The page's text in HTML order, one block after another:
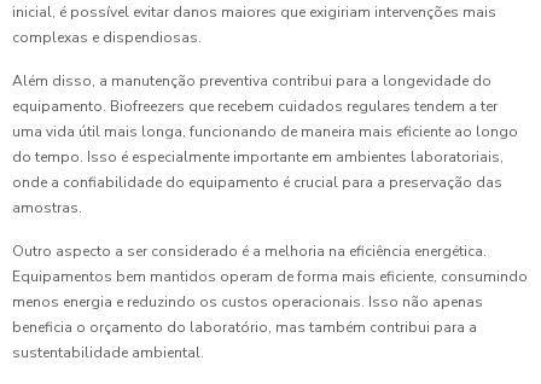
inicial, é possível evitar danos maiores que exigiriam intervenções mais
complexas e dispendiosas.
Além disso, a manutenção preventiva contribui para a longevidade do
equipamento. Biofreezers que recebem cuidados regulares tendem a ter
uma vida útil mais longa, funcionando de maneira mais eficiente ao longo
do tempo. Isso é especialmente importante em ambientes laboratoriais,
onde a confiabilidade do equipamento é crucial para a preservação das
amostras.
Outro aspecto a ser considerado é a melhoria na eficiência energética.
Equipamentos bem mantidos operam de forma mais eficiente, consumindo
menos energia e reduzindo os custos operacionais. Isso não apenas
beneficia o orçamento do laboratório, mas também contribui para a
sustentabilidade ambiental.